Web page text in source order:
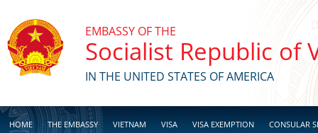
EMBASSY OF THE
Socialist Republic of
IN THE UNITED STATES OF AMERICA
HOME THE EMBASSY VIETNAM VISA VISA EXEMPTION CONSULAR